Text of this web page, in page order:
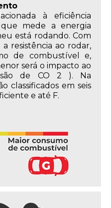
à eficiência
mede a energia
está rodando. Com
resistência ao rodar,
de combustível e,
será o impacto ao
de CO 2 ). Na
classificados em seis
e até F.